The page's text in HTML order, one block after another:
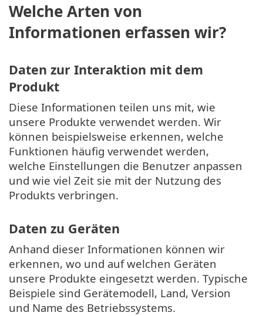
Welche Arten von
Informationen erfassen wir?
Daten zur Interaktion mit dem
Produkt
Diese Informationen teilen uns mit, wie
unsere Produkte verwendet werden. Wir
können beispielsweise erkennen, welche
Funktionen häufig verwendet werden,
welche Einstellungen die Benutzer anpassen
und wie viel Zeit sie mit der Nutzung des
Produkts verbringen.
Daten zu Geräten
Anhand dieser Informationen können wir
erkennen, wo und auf welchen Geräten
unsere Produkte eingesetzt werden. Typische
Beispiele sind Gerätemodell, Land, Version
und Name des Betriebssystems.